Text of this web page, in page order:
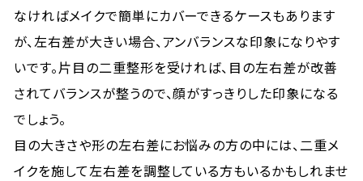
なければメイクで簡単にカバーできるケースもあります
が、左右差が大きい場合、アンバランスな印象になりやす
いです。片目の二重整形を受ければ、目の左右差が改善
されてバランスが整うので、顔がすっきりした印象になる
でしょう。
目の大きさや形の左右差にお悩みの方の中には、二重メ
イクを施して左右差を調整している方もいるかもしれませ